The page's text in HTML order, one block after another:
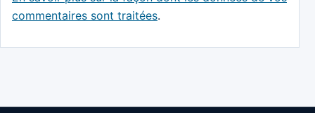
commentaires sont traitées.